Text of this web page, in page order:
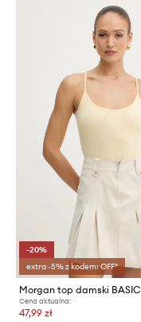
-20%
extra -5% z kodem: OFF*
Morgan top damski BASIC
Cena aktualna:
47,99 zł